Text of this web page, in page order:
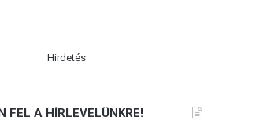
Hirdetés
FEL A HÍRLEVELÜNKRE!